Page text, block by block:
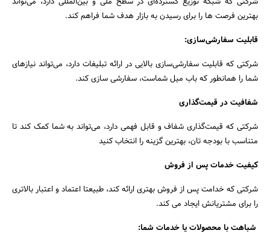
بهترین فرصت ها را برای رسیدن به بازار هدف شما فراهم کند.
قابلیت سفارشی‌سازی:
شرکتی که قابلیت سفارشی‌سازی بالایی در ارائه تبلیغات دارد، می‌تواند نیازهای
شما را همانطور که باب میل شماست، سفارشی سازی کند.
شفافیت در قیمت‌گذاری
شرکتی که قیمت‌گذاری شفاف و قابل فهمی دارد، می‌تواند به شما کمک کند تا
متناسب با بودجه تان، بهترین گزینه را انتخاب کنید
کیفیت خدمات پس از فروش
شرکتی که خدامت پس از فروش بهتری ارائه کند، طبیعتا اعتماد و اعتبار بالاتری
را برای مشتریانش ایجاد می کند.
شباهت با محصولات یا خدمات شما: